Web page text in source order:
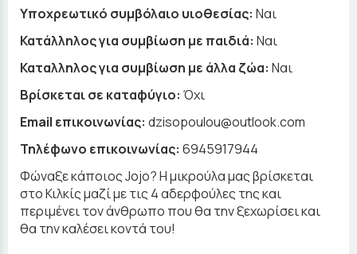
Υποχρεωτικό συμβόλαιο υιοθεσίας: Ναι
Κατάλληλος για συμβίωση με παιδιά: Ναι
Καταλληλος για συμβίωση με άλλα ζώα: Ναι
Βρίσκεται σε καταφύγιο: Όχι
Email επικοινωνίας: dzisopoulou@outlook.com
Τηλέφωνο επικοινωνίας: 6945917944
Φώναξε κάποιος Jojo? Η μικρούλα μας βρίσκεται
στο Κιλκίς μαζί με τις 4 αδερφούλες της και
περιμένει τον άνθρωπο που θα την ξεχωρίσει και
θα την καλέσει κοντά του!